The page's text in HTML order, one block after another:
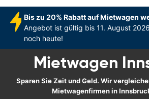
Bis zu 20% Rabatt auf Mietwagen
Angebot ist gültig bis 11. August
noch heute!
Mietwagen
Sparen Sie Zeit und Geld. Wir
Mietwagenfirmen in